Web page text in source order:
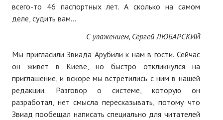
В. Щагин «Мяч и время»
Наложенный платеж
Подписка 2026
Подписка онлайн на печатную версию
ТАКОВА СПОРТИВНАЯ ЖИЗНЬ
всего-то 46 паспортных лет. А сколько на самом
деле, судить вам...
С уважением, Сергей ЛЮБАРСКИЙ
Мы пригласили Звиада Арубили к нам в гости. Сейчас
он живет в Киеве, но быстро откликнулся на
приглашение, и вскоре мы встретились с ним в нашей
редакции. Разговор о системе, которую он
разработал, нет смысла пересказывать, потому что
Звиад пообещал написать специально для читателей